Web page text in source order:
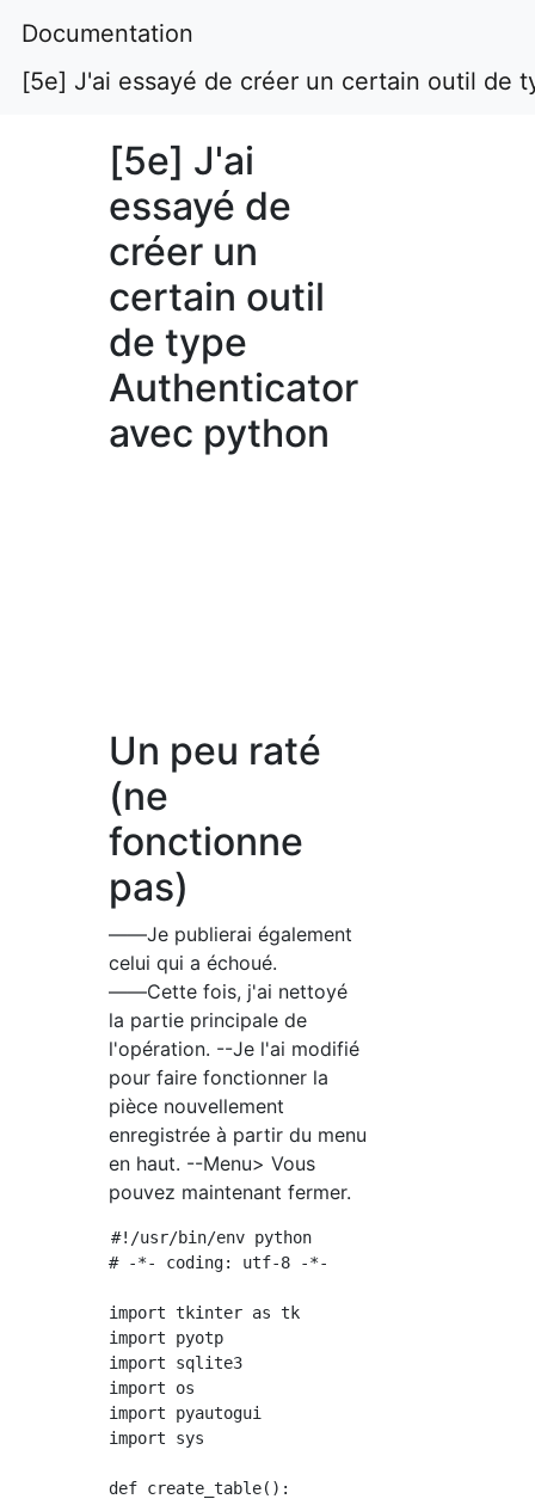
Documentation
[5e] J'ai essayé de créer un certain outil de
[5e] J'ai
essayé de
créer un
certain outil
de type
Authenticator
avec python
Un peu raté
(ne
fonctionne
pas)
――Je publierai également
celui qui a échoué.
――Cette fois, j'ai nettoyé
la partie principale de
l'opération. --Je l'ai modifié
pour faire fonctionner la
pièce nouvellement
enregistrée à partir du menu
en haut. --Menu> Vous
pouvez maintenant fermer.
#!/usr/bin/env python
# -*- coding: utf-8 -*-
import tkinter as tk
import pyotp
import sqlite3
import os
import pyautogui
import sys
def create_table():